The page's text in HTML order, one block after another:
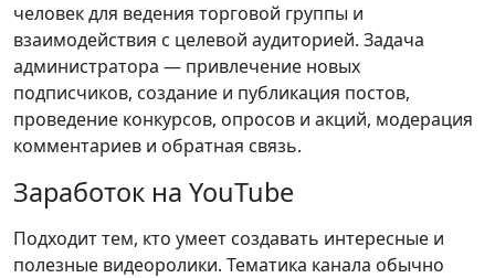
человек для ведения торговой группы и
взаимодействия с целевой аудиторией. Задача
администратора — привлечение новых
подписчиков, создание и публикация постов,
проведение конкурсов, опросов и акций, модерация
комментариев и обратная связь.
Заработок на YouTube
Подходит тем, кто умеет создавать интересные и
полезные видеоролики. Тематика канала обычно